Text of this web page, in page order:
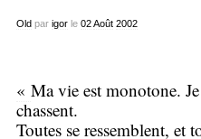
Oldpar igorle 02 Août 2002
« Ma vie est monotone.
chassent.
Toutes se ressemblent, et